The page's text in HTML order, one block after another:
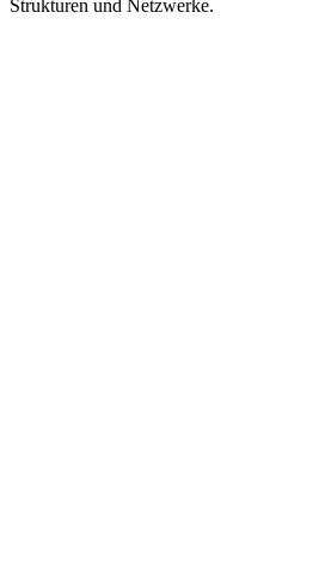
Strukturen und Netzwerke.